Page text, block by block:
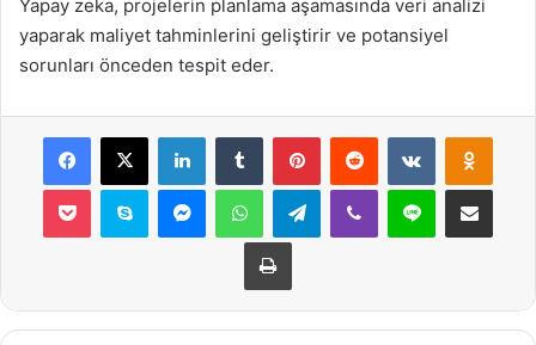
Yapay zeka, projelerin planlama aşamasında veri analizi
yaparak maliyet tahminlerini geliştirir ve potansiyel
sorunları önceden tespit eder.
Facebook
X LinkedInTumblr PinterestReddit VKontakte
Pocket Skype MessengerWhatsAppTelegramViber Line E-Posta ile
Yazdır